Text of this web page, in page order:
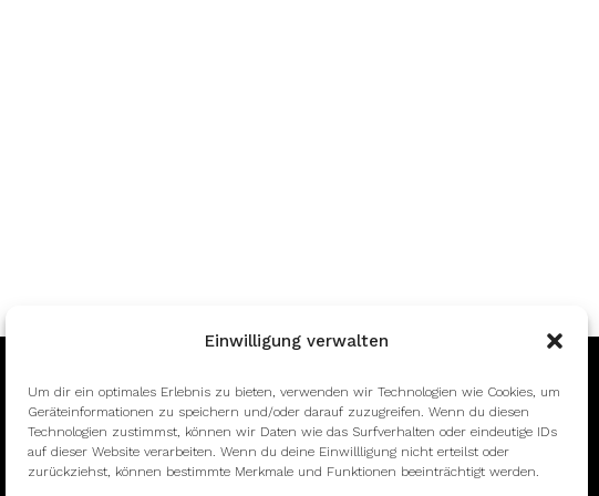
Einwilligung verwalten
Um dir ein optimales Erlebnis zu bieten, verwenden wir Technologien wie Cookies, um
Geräteinformationen zu speichern und/oder darauf zuzugreifen. Wenn du diesen
Technologien zustimmst, können wir Daten wie das Surfverhalten oder eindeutige IDs
auf dieser Website verarbeiten. Wenn du deine Einwillligung nicht erteilst oder
zurückziehst, können bestimmte Merkmale und Funktionen beeinträchtigt werden.
email